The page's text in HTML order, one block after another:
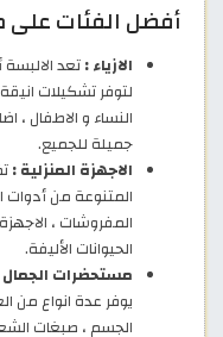
أفضل الفئات
الازياء :تعد
لتوفر تشكيلات
النساء و الاطفال
جميلة للجميع.
الاجهزة المنزلية :
المتنوعة من أدوات
المفروشات ،
الحيوانات الأليفة.
مستحضرات
يوفر عدة انواع من
الجسم ، صبغات